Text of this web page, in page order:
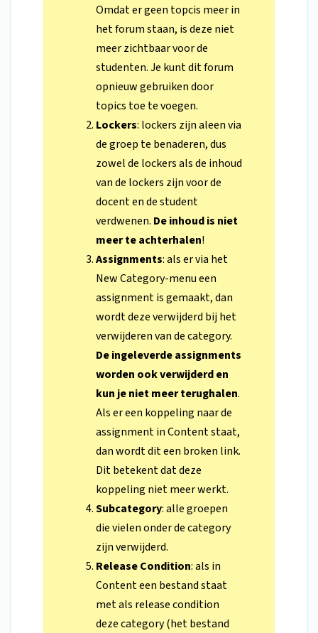
Omdat er geen topcis meer in
het forum staan, is deze niet
meer zichtbaar voor de
studenten. Je kunt dit forum
opnieuw gebruiken door
topics toe te voegen.
Lockers: lockers zijn aleen via
de groep te benaderen, dus
zowel de lockers als de inhoud
van de lockers zijn voor de
docent en de student
verdwenen. De inhoud is niet
meer te achterhalen!
Assignments: als er via het
New Category-menu een
assignment is gemaakt, dan
wordt deze verwijderd bij het
verwijderen van de category.
De ingeleverde assignments
worden ook verwijderd en
kun je niet meer terughalen.
Als er een koppeling naar de
assignment in Content staat,
dan wordt dit een broken link.
Dit betekent dat deze
koppeling niet meer werkt.
Subcategory: alle groepen
die vielen onder de category
zijn verwijderd.
Release Condition: als in
Content een bestand staat
met als release condition
deze category (het bestand